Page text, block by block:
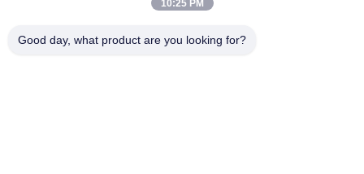
10:25 PM
Good day, what product are you looking for?